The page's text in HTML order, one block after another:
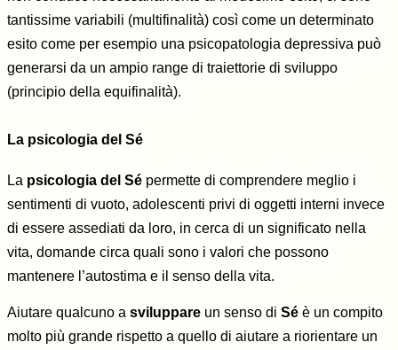
tantissime variabili (multifinalità) così come un determinato
esito come per esempio una psicopatologia depressiva può
generarsi da un ampio range di traiettorie di sviluppo
(principio della equifinalità).
La psicologia del Sé
La psicologia del Sé permette di comprendere meglio i
sentimenti di vuoto, adolescenti privi di oggetti interni invece
di essere assediati da loro, in cerca di un significato nella
vita, domande circa quali sono i valori che possono
mantenere l’autostima e il senso della vita.
Aiutare qualcuno a sviluppare un senso di Sé è un compito
molto più grande rispetto a quello di aiutare a riorientare un